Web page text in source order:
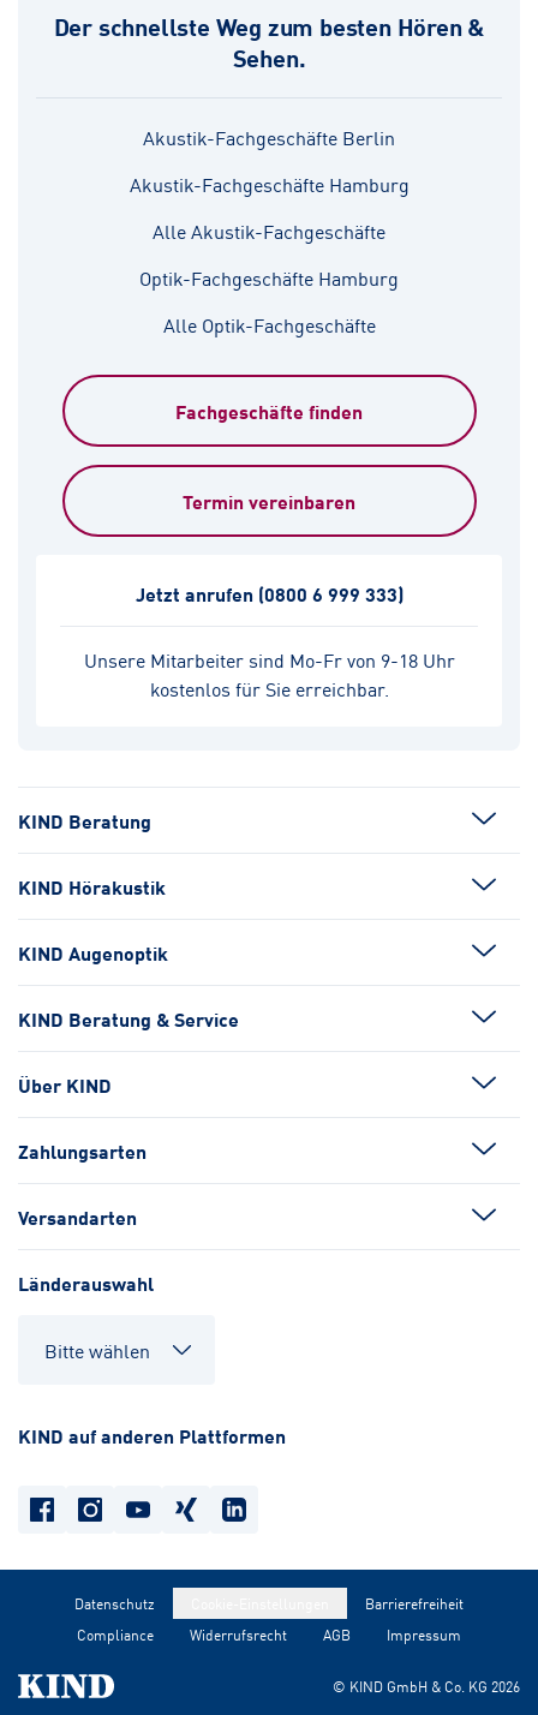
Der schnellste Weg zum besten Hören &
Sehen.
Akustik-Fachgeschäfte Berlin
Akustik-Fachgeschäfte Hamburg
Alle Akustik-Fachgeschäfte
Optik-Fachgeschäfte Hamburg
Alle Optik-Fachgeschäfte
Fachgeschäfte finden
Termin vereinbaren
Unsere Mitarbeiter sind Mo-Fr von 9-18 Uhr
kostenlos für Sie erreichbar.
Jetzt anrufen (0800 6 999 333)
KIND Beratung
KIND Hörakustik
KIND Augenoptik
KIND Beratung & Service
Über KIND
Zahlungsarten
Versandarten
Länderauswahl
KIND auf anderen Plattformen
© KIND GmbH & Co. KG 2026
Datenschutz
Barrierefreiheit
Compliance
Widerrufsrecht AGB Impressum